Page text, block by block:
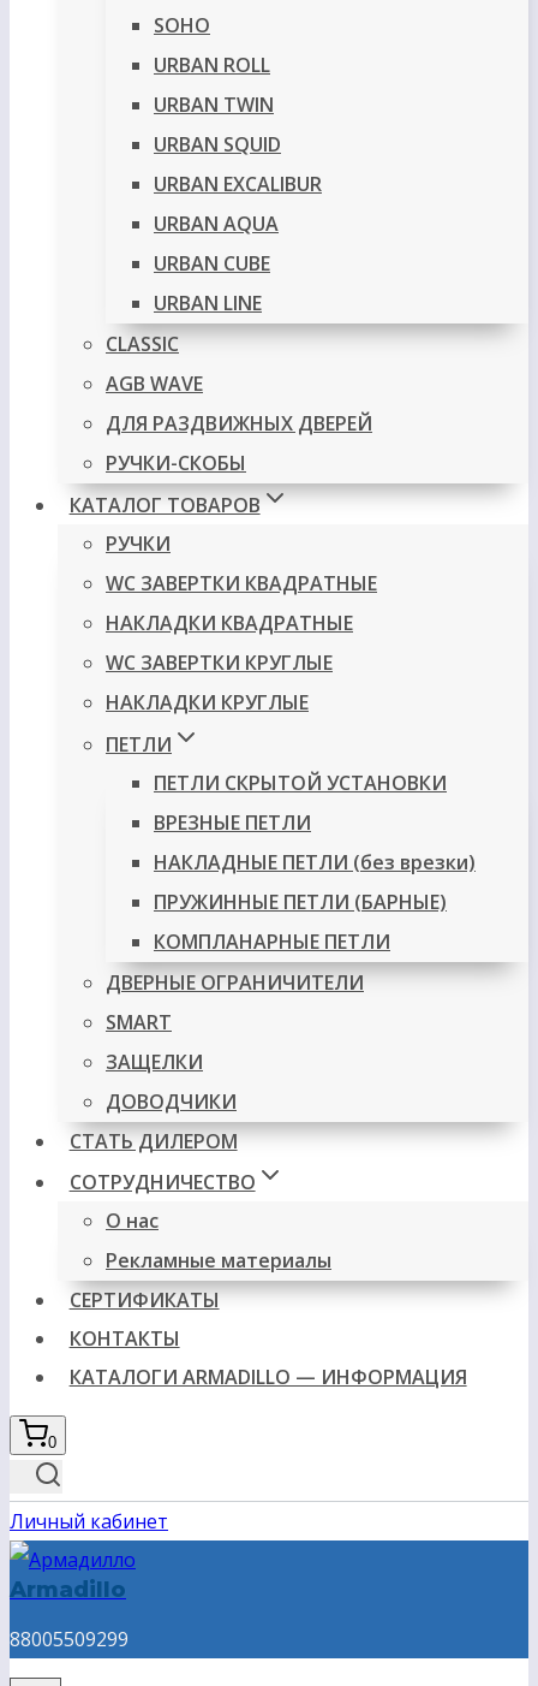
SOHO
URBAN ROLL
URBAN TWIN
URBAN SQUID
URBAN EXCALIBUR
URBAN AQUA
URBAN CUBE
URBAN LINE
CLASSIC
AGB WAVE
ДЛЯ РАЗДВИЖНЫХ ДВЕРЕЙ
РУЧКИ-СКОБЫ
КАТАЛОГ ТОВАРОВ
РУЧКИ
WC ЗАВЕРТКИ КВАДРАТНЫЕ
НАКЛАДКИ КВАДРАТНЫЕ
WC ЗАВЕРТКИ КРУГЛЫЕ
НАКЛАДКИ КРУГЛЫЕ
ПЕТЛИ
ПЕТЛИ СКРЫТОЙ УСТАНОВКИ
ВРЕЗНЫЕ ПЕТЛИ
НАКЛАДНЫЕ ПЕТЛИ (без врезки)
ПРУЖИННЫЕ ПЕТЛИ (БАРНЫЕ)
КОМПЛАНАРНЫЕ ПЕТЛИ
ДВЕРНЫЕ ОГРАНИЧИТЕЛИ
SMART
ЗАЩЕЛКИ
ДОВОДЧИКИ
СТАТЬ ДИЛЕРОМ
СОТРУДНИЧЕСТВО
О нас
Рекламные материалы
СЕРТИФИКАТЫ
КОНТАКТЫ
КАТАЛОГИ ARMADILLO — ИНФОРМАЦИЯ
0
Личный кабинет
Armadillo
88005509299